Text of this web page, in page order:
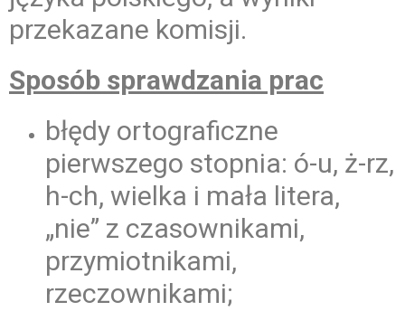
przekazane komisji.
Sposób sprawdzania prac
błędy ortograficzne
pierwszego stopnia: ó-u, ż-rz,
h-ch, wielka i mała litera,
„nie” z czasownikami,
przymiotnikami,
rzeczownikami;